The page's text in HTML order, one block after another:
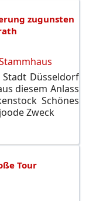
zugunsten
Düsseldorf
diesem Anlass
Schönes
Zweck
Tour